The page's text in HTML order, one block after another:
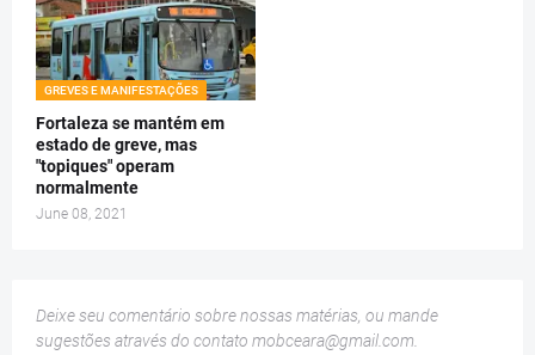
GREVES E MANIFESTAÇÕES
Fortaleza se mantém em
estado de greve, mas
"topiques" operam
normalmente
June 08, 2021
Deixe seu comentário sobre nossas matérias, ou mande
sugestões através do contato mobceara@gmail.com.